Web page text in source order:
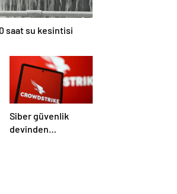
saat su kesintisi
Siber güvenlik
devinden